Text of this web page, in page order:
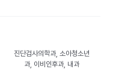
진단검사의학과, 소아청소년
과, 이비인후과, 내과